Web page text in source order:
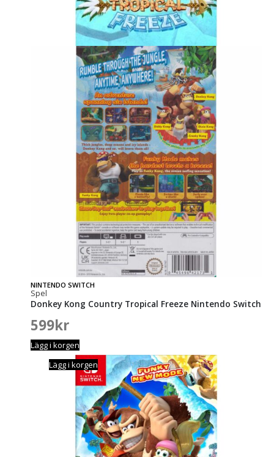
NINTENDO SWITCH
Spel
Donkey Kong Country Tropical Freeze Nintendo Switch
599kr
Lägg i korgen
Lägg i korgen